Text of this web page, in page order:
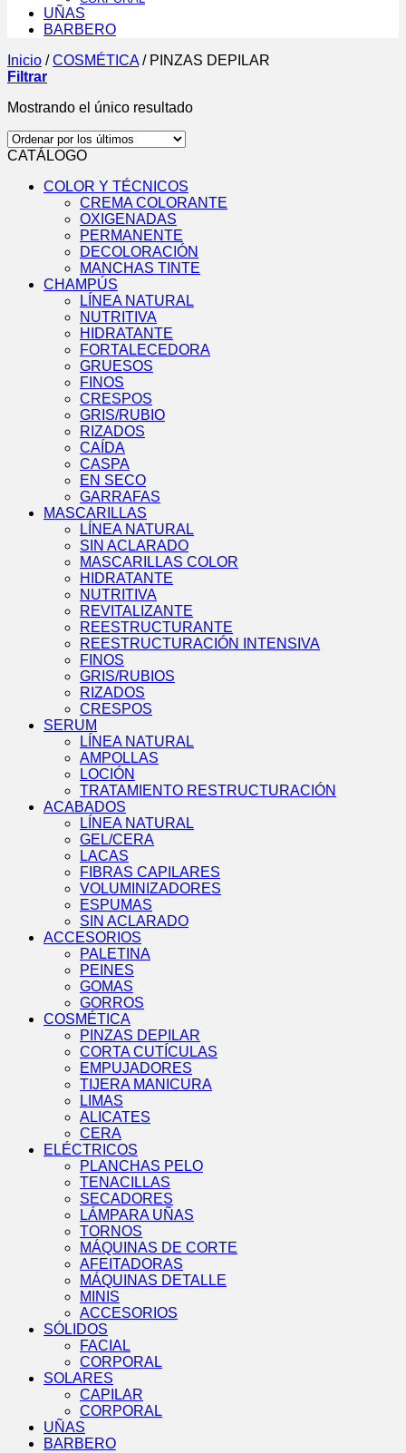
UÑAS
BARBERO
Inicio / COSMÉTICA /PINZAS DEPILAR
Filtrar
Mostrando el único resultado
CATÁLOGO
COLOR Y TÉCNICOS
CREMA COLORANTE
OXIGENADAS
PERMANENTE
DECOLORACIÓN
MANCHAS TINTE
CHAMPÚS
LÍNEA NATURAL
NUTRITIVA
HIDRATANTE
FORTALECEDORA
GRUESOS
FINOS
CRESPOS
GRIS/RUBIO
RIZADOS
CAÍDA
CASPA
EN SECO
GARRAFAS
MASCARILLAS
LÍNEA NATURAL
SIN ACLARADO
MASCARILLAS COLOR
HIDRATANTE
NUTRITIVA
REVITALIZANTE
REESTRUCTURANTE
REESTRUCTURACIÓN INTENSIVA
FINOS
GRIS/RUBIOS
RIZADOS
CRESPOS
SERUM
LÍNEA NATURAL
AMPOLLAS
LOCIÓN
TRATAMIENTO RESTRUCTURACIÓN
ACABADOS
LÍNEA NATURAL
GEL/CERA
LACAS
FIBRAS CAPILARES
VOLUMINIZADORES
ESPUMAS
SIN ACLARADO
ACCESORIOS
PALETINA
PEINES
GOMAS
GORROS
COSMÉTICA
PINZAS DEPILAR
CORTA CUTÍCULAS
EMPUJADORES
TIJERA MANICURA
LIMAS
ALICATES
CERA
ELÉCTRICOS
PLANCHAS PELO
TENACILLAS
SECADORES
LÁMPARA UÑAS
TORNOS
MÁQUINAS DE CORTE
AFEITADORAS
MÁQUINAS DETALLE
MINIS
ACCESORIOS
SÓLIDOS
FACIAL
CORPORAL
SOLARES
CAPILAR
CORPORAL
UÑAS
BARBERO